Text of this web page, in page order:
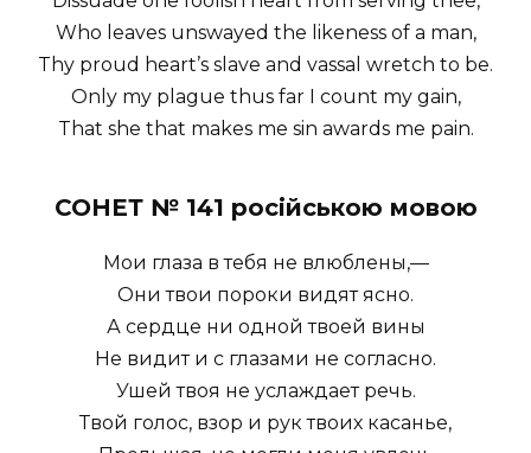
Who leaves unswayed the likeness of a man,
Thy proud heart’s slave and vassal wretch to be.
Only my plague thus far I count my gain,
That she that makes me sin awards me pain.
СОНЕТ № 141 російською мовою
Мои глаза в тебя не влюблены,—
Они твои пороки видят ясно.
А сердце ни одной твоей вины
Не видит и с глазами не согласно.
Ушей твоя не услаждает речь.
Твой голос, взор и рук твоих касанье,